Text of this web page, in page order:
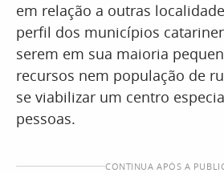
em relação a outras
perfil dos municípios
serem em sua maioria
recursos nem população de
se viabilizar um centro
pessoas.
CONTINUA APÓS A